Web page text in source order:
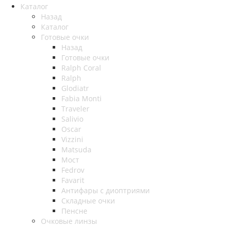
Каталог
Назад
Каталог
Готовые очки
Назад
Готовые очки
Ralph Coral
Ralph
Glodiatr
Fabia Monti
Traveler
Salivio
Oscar
Vizzini
Matsuda
Мост
Fedrov
Favarit
Антифары с диоптриями
Складные очки
Пенсне
Очковые линзы